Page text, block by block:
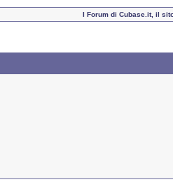
I Forum di Cubase.it, il